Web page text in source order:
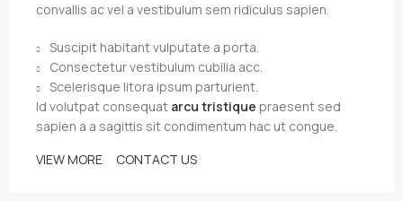
convallis ac vel a vestibulum sem ridiculus sapien.
Suscipit habitant vulputate a porta.
Consectetur vestibulum cubilia acc.
Scelerisque litora ipsum parturient.
Id volutpat consequat arcu tristique praesent sed
sapien a a sagittis sit condimentum hac ut congue.
VIEW MORE
CONTACT US